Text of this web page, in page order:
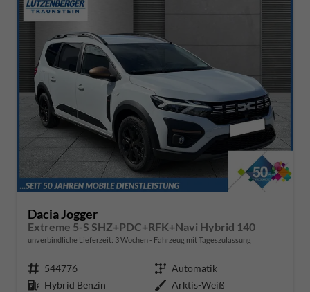
Dacia Jogger
Extreme 5-S SHZ+PDC+RFK+Navi Hybrid 140
unverbindliche Lieferzeit: 3 Wochen Fahrzeug mit Tageszulassung
Fahrzeugnr. 544776 Getriebe Automatik
Kraftstoff Hybrid Benzin Außenfarbe Arktis-Weiß